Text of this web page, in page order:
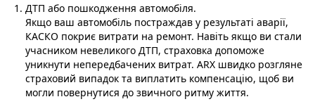
ДТП або пошкодження автомобіля.
Якщо ваш автомобіль постраждав у результаті аварії,
КАСКО покриє витрати на ремонт. Навіть якщо ви стали
учасником невеликого ДТП, страховка допоможе
уникнути непередбачених витрат. ARX швидко розгляне
страховий випадок та виплатить компенсацію, щоб ви
могли повернутися до звичного ритму життя.